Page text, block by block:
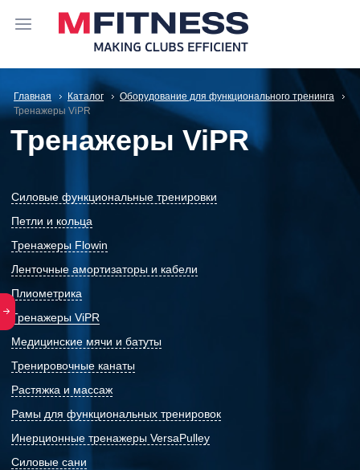
Главная Каталог
Оборудование для функционального тренинга
Тренажеры ViPR
Тренажеры ViPR
Силовые функциональные тренировки
Петли и кольца
Тренажеры Flowin
Ленточные амортизаторы и кабели
Плиометрика
Тренажеры ViPR
Медицинские мячи и батуты
Тренировочные канаты
Растяжка и массаж
Рамы для функциональных тренировок
Инерционные тренажеры VersaPulley
Силовые сани